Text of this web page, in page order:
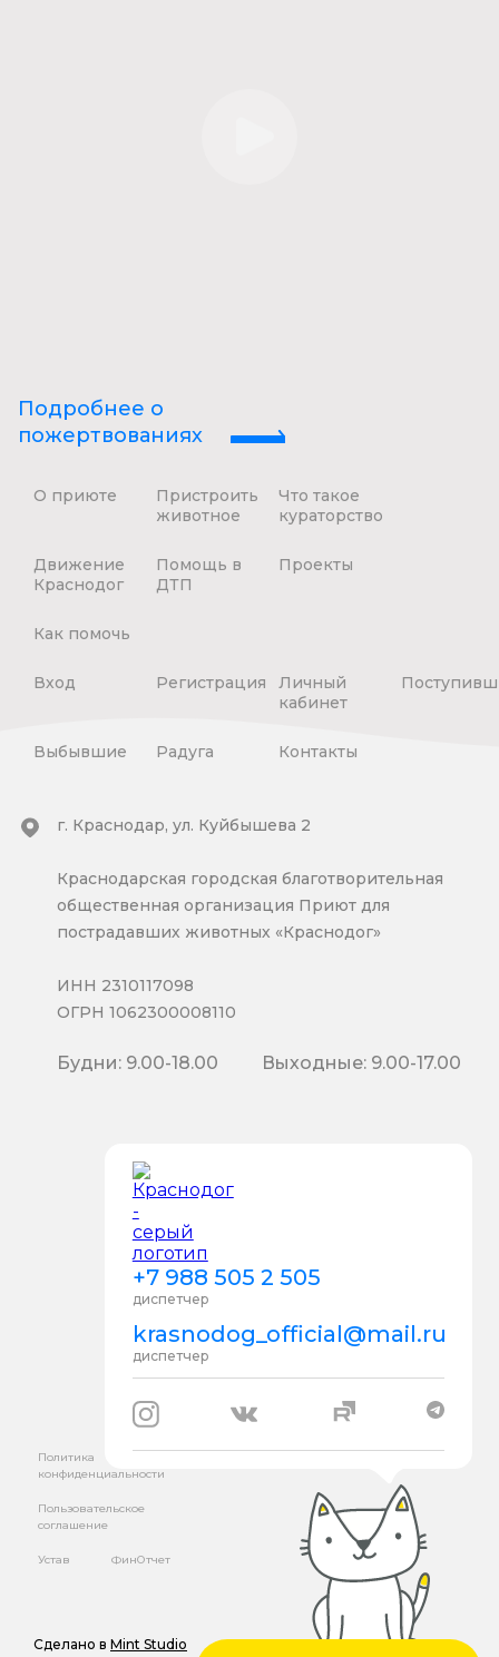
Подробнее о
пожертвованиях
О приюте
Пристроить
животное
Что такое
кураторство
Движение
Краснодог
Помощь в
ДТП
Проекты
Как помочь
Вход Регистрация
Личный
кабинет
Выбывшие Радуга Контакты
+7 988 505 2 505
диспетчер
krasnodog_official@mail.ru
диспетчер
г. Краснодар, ул. Куйбышева 2
Краснодарская городская благотворительная
общественная организация Приют для
пострадавших животных «Краснодог»
ИНН 2310117098
ОГРН 1062300008110
Будни: 9.00-18.00 Выходные: 9.00-17.00
Политика
конфиденциальности
Пользовательское
соглашение
Устав ФинОтчет
Сделано в Mint Studio